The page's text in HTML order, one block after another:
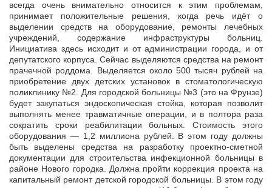
всегда очень внимательно относится к этим проблемам,
принимает положительные решения, когда речь идёт о
выделении средств на оборудование, ремонты лечебных
учреждений, содержание инфраструктуры больниц.
Инициатива здесь исходит и от администрации города, и от
депутатского корпуса. Сейчас выделяются средства на ремонт
прачечной роддома. Выделяется около 500 тысяч рублей на
приобретение двух детских установок в стоматологическую
поликлинику №2. Для городской больницы №3 (это на Фрунзе)
будет закупаться эндоскопическая стойка, которая позволит
выполнять менее травматичные операции, и в полтора раза
сократить сроки реабилитации больных. Стоимость этого
оборудования — 1,2 миллиона рублей. В этом году должны
быть выделены средства на разработку проектно-сметной
документации для строительства инфекционной больницы в
районе Нового городка. Должна пройти коррекция проекта на
капитальный ремонт детской городской больницы. В этом году